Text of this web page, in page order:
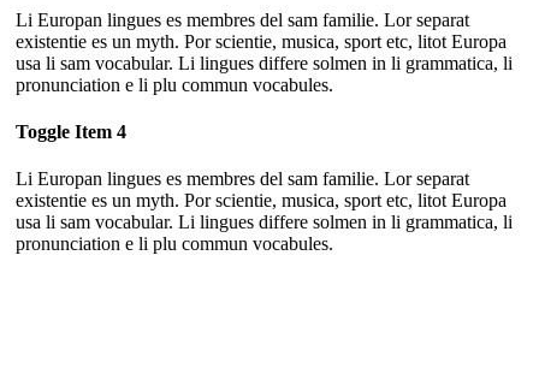
Li Europan lingues es membres del sam familie. Lor separat
existentie es un myth. Por scientie, musica, sport etc, litot Europa
usa li sam vocabular. Li lingues differe solmen in li grammatica, li
pronunciation e li plu commun vocabules.
Toggle Item 4
Li Europan lingues es membres del sam familie. Lor separat
existentie es un myth. Por scientie, musica, sport etc, litot Europa
usa li sam vocabular. Li lingues differe solmen in li grammatica, li
pronunciation e li plu commun vocabules.